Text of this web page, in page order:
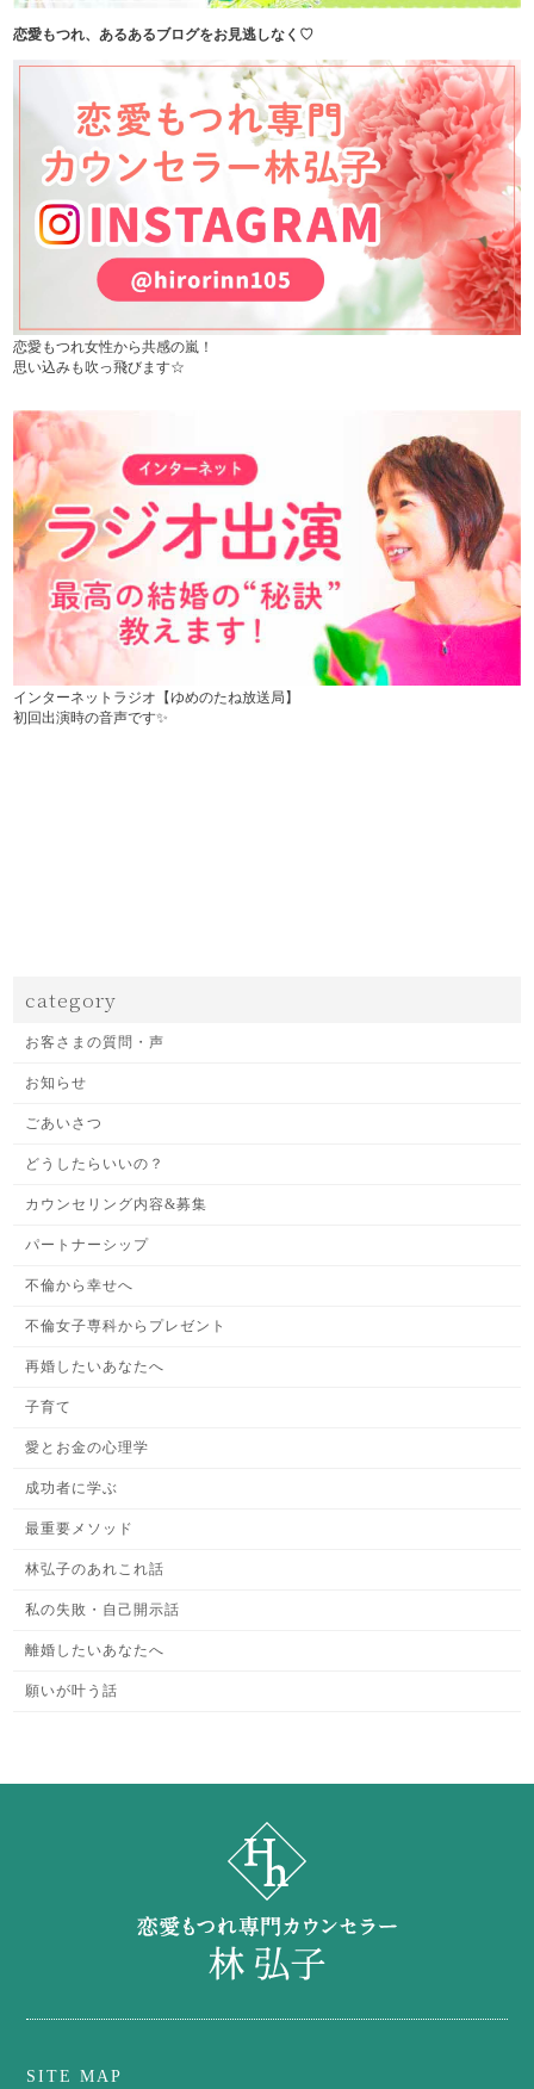
恋愛もつれ、あるあるブログをお見逃しなく♡
恋愛もつれ女性から共感の嵐！
思い込みも吹っ飛びます☆
インターネットラジオ【ゆめのたね放送局】
初回出演時の音声です✨
category
お客さまの質問・声
お知らせ
ごあいさつ
どうしたらいいの？
カウンセリング内容&募集
パートナーシップ
不倫から幸せへ
不倫女子専科からプレゼント
再婚したいあなたへ
子育て
愛とお金の心理学
成功者に学ぶ
最重要メソッド
林弘子のあれこれ話
私の失敗・自己開示話
離婚したいあなたへ
願いが叶う話
SITE MAP